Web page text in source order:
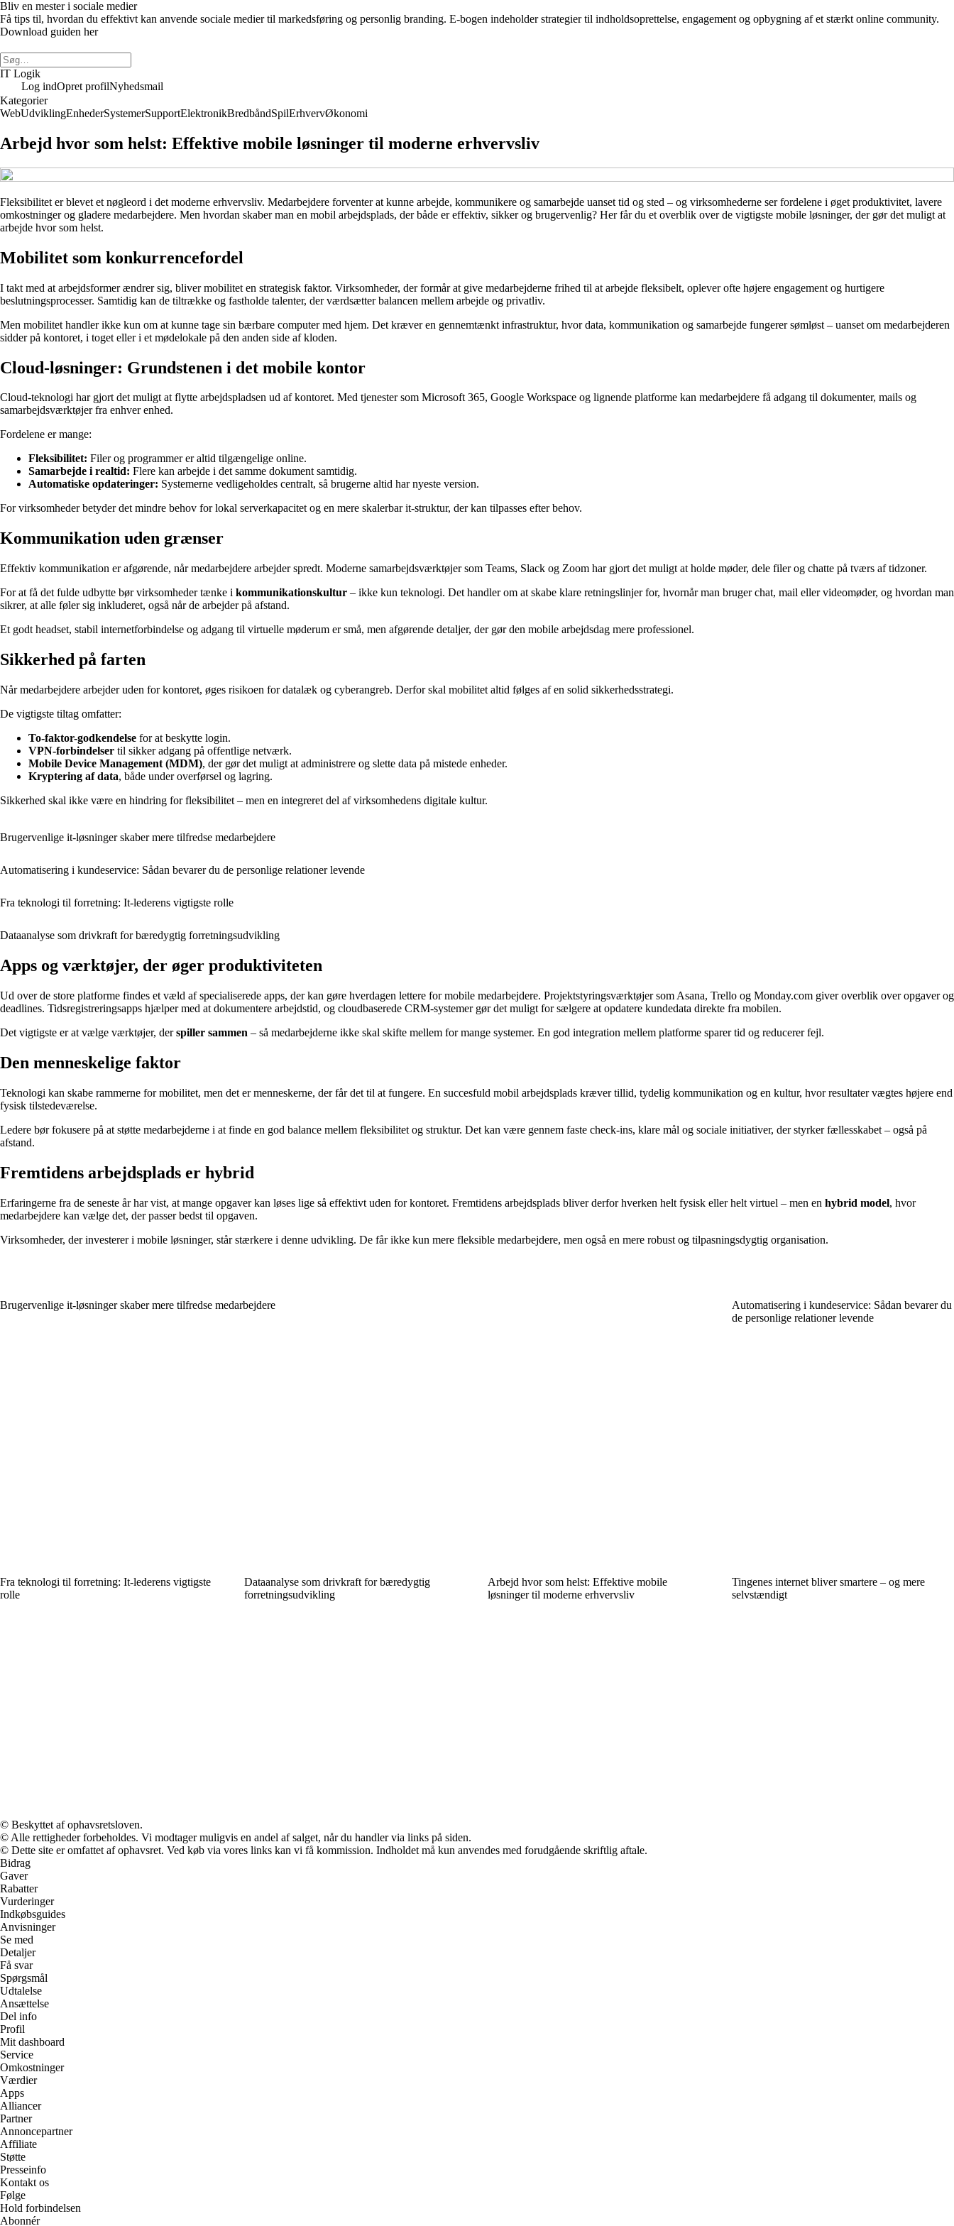
Bliv en mester i sociale medier
Få tips til, hvordan du effektivt kan anvende sociale medier til markedsføring og personlig branding. E-bogen indeholder strategier til indholdsoprettelse, engagement og opbygning af et stærkt online community.
Download guiden her
IT Logik
Log indOpret profilNyhedsmail
Kategorier
WebUdviklingEnhederSystemerSupportElektronikBredbåndSpilErhvervØkonomi
Arbejd hvor som helst: Effektive mobile løsninger til moderne erhvervsliv
Fleksibilitet er blevet et nøgleord i det moderne erhvervsliv. Medarbejdere forventer at kunne arbejde, kommunikere og samarbejde uanset tid og sted – og virksomhederne ser fordelene i øget produktivitet, lavere
omkostninger og gladere medarbejdere. Men hvordan skaber man en mobil arbejdsplads, der både er effektiv, sikker og brugervenlig? Her får du et overblik over de vigtigste mobile løsninger, der gør det muligt at
arbejde hvor som helst.
Mobilitet som konkurrencefordel
I takt med at arbejdsformer ændrer sig, bliver mobilitet en strategisk faktor. Virksomheder, der formår at give medarbejderne frihed til at arbejde fleksibelt, oplever ofte højere engagement og hurtigere
beslutningsprocesser. Samtidig kan de tiltrække og fastholde talenter, der værdsætter balancen mellem arbejde og privatliv.
Men mobilitet handler ikke kun om at kunne tage sin bærbare computer med hjem. Det kræver en gennemtænkt infrastruktur, hvor data, kommunikation og samarbejde fungerer sømløst – uanset om medarbejderen
sidder på kontoret, i toget eller i et mødelokale på den anden side af kloden.
Cloud-løsninger: Grundstenen i det mobile kontor
Cloud-teknologi har gjort det muligt at flytte arbejdspladsen ud af kontoret. Med tjenester som Microsoft 365, Google Workspace og lignende platforme kan medarbejdere få adgang til dokumenter, mails og
samarbejdsværktøjer fra enhver enhed.
Fordelene er mange:
Fleksibilitet: Filer og programmer er altid tilgængelige online.
Samarbejde i realtid: Flere kan arbejde i det samme dokument samtidig.
Automatiske opdateringer: Systemerne vedligeholdes centralt, så brugerne altid har nyeste version.
For virksomheder betyder det mindre behov for lokal serverkapacitet og en mere skalerbar it-struktur, der kan tilpasses efter behov.
Kommunikation uden grænser
Effektiv kommunikation er afgørende, når medarbejdere arbejder spredt. Moderne samarbejdsværktøjer som Teams, Slack og Zoom har gjort det muligt at holde møder, dele filer og chatte på tværs af tidzoner.
For at få det fulde udbytte bør virksomheder tænke i kommunikationskultur – ikke kun teknologi. Det handler om at skabe klare retningslinjer for, hvornår man bruger chat, mail eller videomøder, og hvordan man
sikrer, at alle føler sig inkluderet, også når de arbejder på afstand.
Et godt headset, stabil internetforbindelse og adgang til virtuelle møderum er små, men afgørende detaljer, der gør den mobile arbejdsdag mere professionel.
Sikkerhed på farten
Når medarbejdere arbejder uden for kontoret, øges risikoen for datalæk og cyberangreb. Derfor skal mobilitet altid følges af en solid sikkerhedsstrategi.
De vigtigste tiltag omfatter:
To-faktor-godkendelse for at beskytte login.
VPN-forbindelser til sikker adgang på offentlige netværk.
Mobile Device Management (MDM), der gør det muligt at administrere og slette data på mistede enheder.
Kryptering af data, både under overførsel og lagring.
Sikkerhed skal ikke være en hindring for fleksibilitet – men en integreret del af virksomhedens digitale kultur.
Brugervenlige it-løsninger skaber mere tilfredse medarbejdere
Automatisering i kundeservice: Sådan bevarer du de personlige relationer levende
Fra teknologi til forretning: It-lederens vigtigste rolle
Dataanalyse som drivkraft for bæredygtig forretningsudvikling
Apps og værktøjer, der øger produktiviteten
Ud over de store platforme findes et væld af specialiserede apps, der kan gøre hverdagen lettere for mobile medarbejdere. Projektstyringsværktøjer som Asana, Trello og Monday.com giver overblik over opgaver og
deadlines. Tidsregistreringsapps hjælper med at dokumentere arbejdstid, og cloudbaserede CRM-systemer gør det muligt for sælgere at opdatere kundedata direkte fra mobilen.
Det vigtigste er at vælge værktøjer, derspiller sammen – så medarbejderne ikke skal skifte mellem for mange systemer. En god integration mellem platforme sparer tid og reducerer fejl.
Den menneskelige faktor
Teknologi kan skabe rammerne for mobilitet, men det er menneskerne, der får det til at fungere. En succesfuld mobil arbejdsplads kræver tillid, tydelig kommunikation og en kultur, hvor resultater vægtes højere end
fysisk tilstedeværelse.
Ledere bør fokusere på at støtte medarbejderne i at finde en god balance mellem fleksibilitet og struktur. Det kan være gennem faste check-ins, klare mål og sociale initiativer, der styrker fællesskabet – også på
afstand.
Fremtidens arbejdsplads er hybrid
Erfaringerne fra de seneste år har vist, at mange opgaver kan løses lige så effektivt uden for kontoret. Fremtidens arbejdsplads bliver derfor hverken helt fysisk eller helt virtuel – men en hybrid model, hvor
medarbejdere kan vælge det, der passer bedst til opgaven.
Virksomheder, der investerer i mobile løsninger, står stærkere i denne udvikling. De får ikke kun mere fleksible medarbejdere, men også en mere robust og tilpasningsdygtig organisation.
Brugervenlige it-løsninger skaber mere tilfredse medarbejdere
Automatisering i kundeservice: Sådan bevarer du
de personlige relationer levende
Fra teknologi til forretning: It-lederens vigtigste
rolle
Dataanalyse som drivkraft for bæredygtig
forretningsudvikling
Arbejd hvor som helst: Effektive mobile
løsninger til moderne erhvervsliv
Tingenes internet bliver smartere – og mere
selvstændigt
© Beskyttet af ophavsretsloven.
© Alle rettigheder forbeholdes. Vi modtager muligvis en andel af salget, når du handler via links på siden.
© Dette site er omfattet af ophavsret. Ved køb via vores links kan vi få kommission. Indholdet må kun anvendes med forudgående skriftlig aftale.
Bidrag
Gaver
Rabatter
Vurderinger
Indkøbsguides
Anvisninger
Se med
Detaljer
Få svar
Spørgsmål
Udtalelse
Ansættelse
Del info
Profil
Mit dashboard
Service
Omkostninger
Værdier
Apps
Alliancer
Partner
Annoncepartner
Affiliate
Støtte
Presseinfo
Kontakt os
Følge
Hold forbindelsen
Abonnér